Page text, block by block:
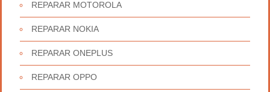
REPARAR MOTOROLA
REPARAR NOKIA
REPARAR ONEPLUS
REPARAR OPPO